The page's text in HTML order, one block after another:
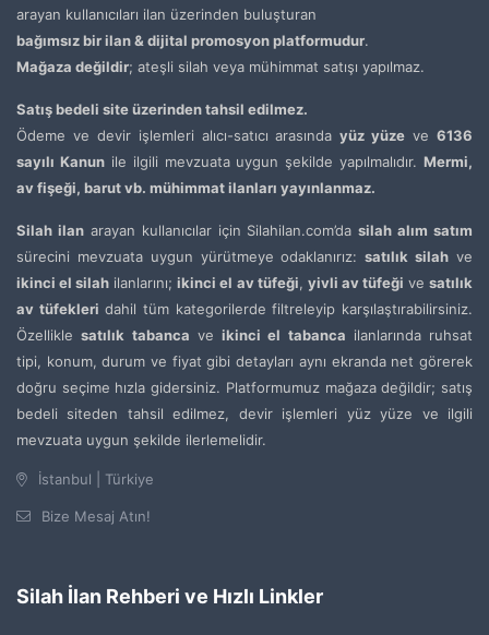
arayan kullanıcıları ilan üzerinden buluşturan
bağımsız bir ilan & dijital promosyon platformudur.
Mağaza değildir; ateşli silah veya mühimmat satışı yapılmaz.
Satış bedeli site üzerinden tahsil edilmez.
Ödeme ve devir işlemleri alıcı-satıcı arasındayüz yüze ve6136
sayılı Kanunile ilgili mevzuata uygun şekilde yapılmalıdır. Mermi,
av fişeği, barut vb. mühimmat ilanları yayınlanmaz.
Silah ilanarayan kullanıcılar için Silahilan.com’dasilah alım satım
sürecini mevzuata uygun yürütmeye odaklanırız:satılık silah ve
ikinci el silah ilanlarını;ikinci el av tüfeği, yivli av tüfeği vesatılık
av tüfekleri dahil tüm kategorilerde filtreleyip karşılaştırabilirsiniz.
Özelliklesatılık tabanca ve ikinci el tabanca ilanlarında ruhsat
tipi, konum, durum ve fiyat gibi detayları aynı ekranda net görerek
doğru seçime hızla gidersiniz. Platformumuz mağaza değildir; satış
bedeli siteden tahsil edilmez, devir işlemleri yüz yüze ve ilgili
mevzuata uygun şekilde ilerlemelidir.
İstanbul | Türkiye
Bize Mesaj Atın!
Silah İlan Rehberi ve Hızlı Linkler